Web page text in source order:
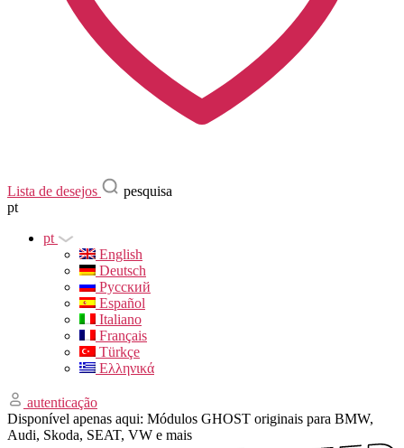
Lista de desejos
pesquisa
pt
pt
English
Deutsch
Русский
Español
Italiano
Français
Türkçe
Ελληνικά
autenticação
Disponível apenas aqui: Módulos GHOST originais para BMW,
Audi, Skoda, SEAT, VW e mais